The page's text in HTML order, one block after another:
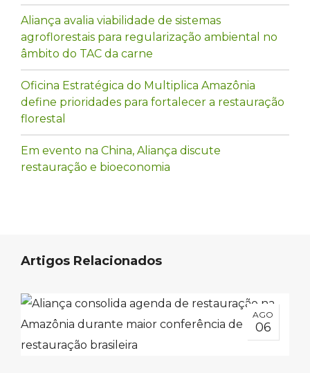
Aliança avalia viabilidade de sistemas
agroflorestais para regularização ambiental no
âmbito do TAC da carne
Oficina Estratégica do Multiplica Amazônia
define prioridades para fortalecer a restauração
florestal
Em evento na China, Aliança discute
restauração e bioeconomia
Artigos Relacionados
AGO
06